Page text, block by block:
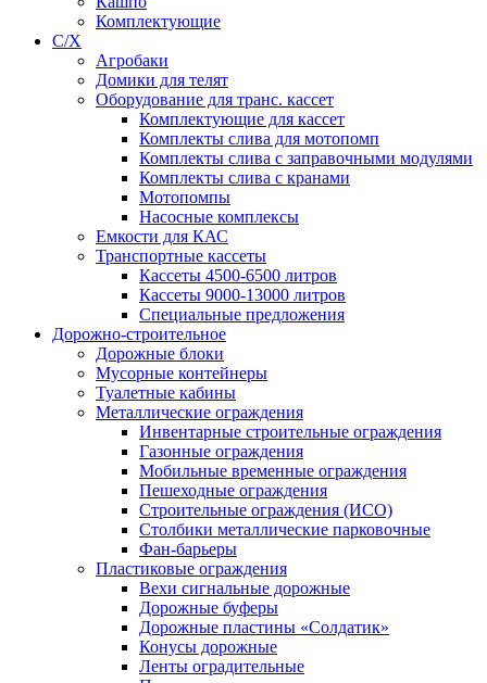
Комплектующие
С/Х
Агробаки
Домики для телят
Оборудование для транс. кассет
Комплектующие для кассет
Комплекты слива для мотопомп
Комплекты слива с заправочными модулями
Комплекты слива с кранами
Мотопомпы
Насосные комплексы
Емкости для КАС
Транспортные кассеты
Кассеты 4500-6500 литров
Кассеты 9000-13000 литров
Специальные предложения
Дорожно-строительное
Дорожные блоки
Мусорные контейнеры
Туалетные кабины
Металлические ограждения
Инвентарные строительные ограждения
Газонные ограждения
Мобильные временные ограждения
Пешеходные ограждения
Строительные ограждения (ИСО)
Столбики металлические парковочные
Фан-барьеры
Пластиковые ограждения
Вехи сигнальные дорожные
Дорожные буферы
Дорожные пластины «Солдатик»
Конусы дорожные
Ленты оградительные